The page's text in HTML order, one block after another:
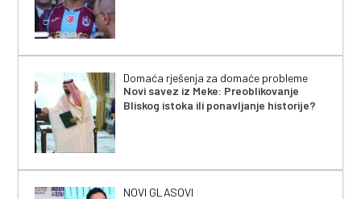
Domaća rješenja za domaće probleme
Novi savez iz Meke: Preoblikovanje
Bliskog istoka ili ponavljanje historije?
NOVI GLASOVI